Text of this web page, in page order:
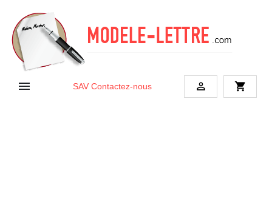
 SAV Contactez-nous  shopping_cart